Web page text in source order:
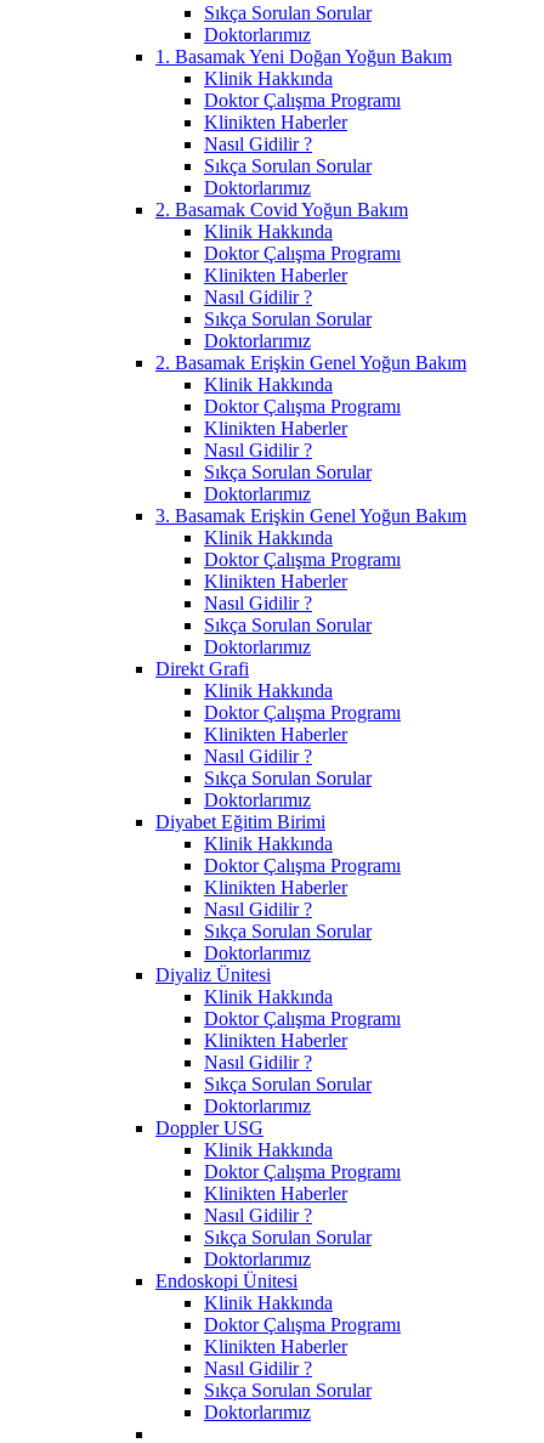
Sıkça Sorulan Sorular
Doktorlarımız
1. Basamak Yeni Doğan Yoğun Bakım
Klinik Hakkında
Doktor Çalışma Programı
Klinikten Haberler
Nasıl Gidilir ?
Sıkça Sorulan Sorular
Doktorlarımız
2. Basamak Covid Yoğun Bakım
Klinik Hakkında
Doktor Çalışma Programı
Klinikten Haberler
Nasıl Gidilir ?
Sıkça Sorulan Sorular
Doktorlarımız
2. Basamak Erişkin Genel Yoğun Bakım
Klinik Hakkında
Doktor Çalışma Programı
Klinikten Haberler
Nasıl Gidilir ?
Sıkça Sorulan Sorular
Doktorlarımız
3. Basamak Erişkin Genel Yoğun Bakım
Klinik Hakkında
Doktor Çalışma Programı
Klinikten Haberler
Nasıl Gidilir ?
Sıkça Sorulan Sorular
Doktorlarımız
Direkt Grafi
Klinik Hakkında
Doktor Çalışma Programı
Klinikten Haberler
Nasıl Gidilir ?
Sıkça Sorulan Sorular
Doktorlarımız
Diyabet Eğitim Birimi
Klinik Hakkında
Doktor Çalışma Programı
Klinikten Haberler
Nasıl Gidilir ?
Sıkça Sorulan Sorular
Doktorlarımız
Diyaliz Ünitesi
Klinik Hakkında
Doktor Çalışma Programı
Klinikten Haberler
Nasıl Gidilir ?
Sıkça Sorulan Sorular
Doktorlarımız
Doppler USG
Klinik Hakkında
Doktor Çalışma Programı
Klinikten Haberler
Nasıl Gidilir ?
Sıkça Sorulan Sorular
Doktorlarımız
Endoskopi Ünitesi
Klinik Hakkında
Doktor Çalışma Programı
Klinikten Haberler
Nasıl Gidilir ?
Sıkça Sorulan Sorular
Doktorlarımız